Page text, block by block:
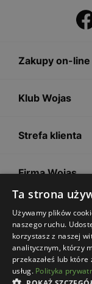
Zakupy on-line
Klub Wojas
Strefa klienta
Firma Wojas
Porady
Ta strona
Używamy plików
naszego ruchu.
korzystasz z naszej
analitycznym, którzy
przekazałeś lub
usług. Polityka